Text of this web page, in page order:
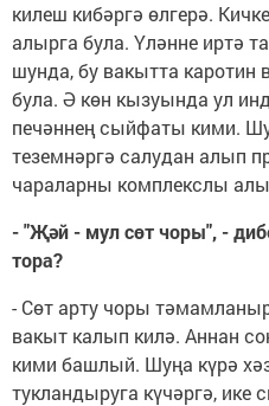
килеш кибәргә өлгерә.
алырга була. Үләнне иртә
шунда, бу вакытта
була. Ә көн кызуында ул
печәннең сыйфаты кими.
теземнәргә салудан алып
чараларны комплекслы
- "Җәй - мул сөт чоры", -
тора?
- Сөт арту чоры
вакыт калып килә. Аннан
кими башлый. Шуңа күрә
тукландыруга күчәргә,